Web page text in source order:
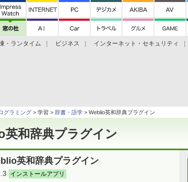
・ランタイム ビジネス インターネット・セキュリティ
グラミング> 学習 > 辞書・語学> Weblio英和辞典プラグイン
英和辞典プラグイン
英和辞典プラグイン
インストールアプリ